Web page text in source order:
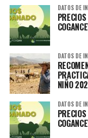
DATOS DE
DATOS DE
NIÑO
DATOS DE